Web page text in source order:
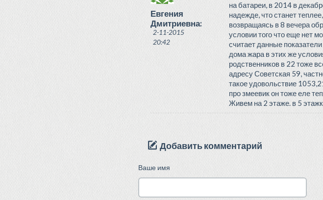
Евгения
Дмитриевна:
2-11-2015
20:42
на батареи, в 2014 в
надежде, что станет
возвращаясь в 8 вечера
условии того что еще нет
считает данные
дома жара в этих же
родственников в 22 тоже
адресу Советская 59,
такое удовольствие
про змеевик он тоже еле
Живем на 2 этаже. в 5
Добавить комментарий
Ваше имя